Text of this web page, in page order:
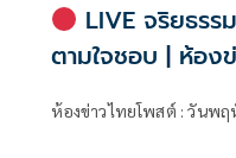
LIVE จริยธรร
ตามใจชอบ | ห้อง
ห้องข่าวไทยโพสต์ : วันพ